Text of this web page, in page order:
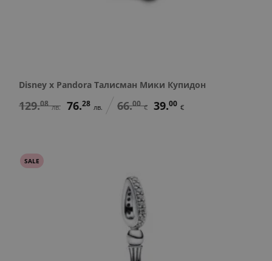
Disney x Pandora Талисман Мики Купидон
129.08 лв. 76.28 лв. 66.00 € 39.00 €
SALE